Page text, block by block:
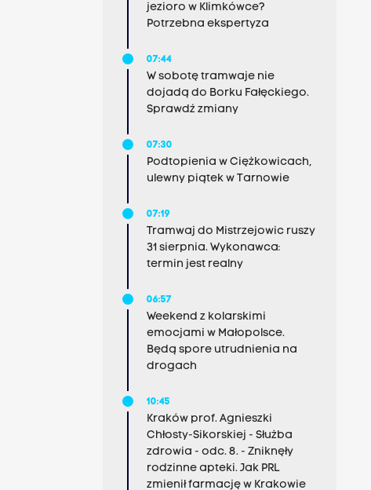
jezioro w Klimkówce?
Potrzebna ekspertyza
07:44
W sobotę tramwaje nie
dojadą do Borku Fałęckiego.
Sprawdź zmiany
07:30
Podtopienia w Ciężkowicach,
ulewny piątek w Tarnowie
07:19
Tramwaj do Mistrzejowic ruszy
31 sierpnia. Wykonawca:
termin jest realny
06:57
Weekend z kolarskimi
emocjami w Małopolsce.
Będą spore utrudnienia na
drogach
10:45
Kraków prof. Agnieszki
Chłosty-Sikorskiej - Służba
zdrowia - odc. 8. - Zniknęły
rodzinne apteki. Jak PRL
zmienił farmację w Krakowie